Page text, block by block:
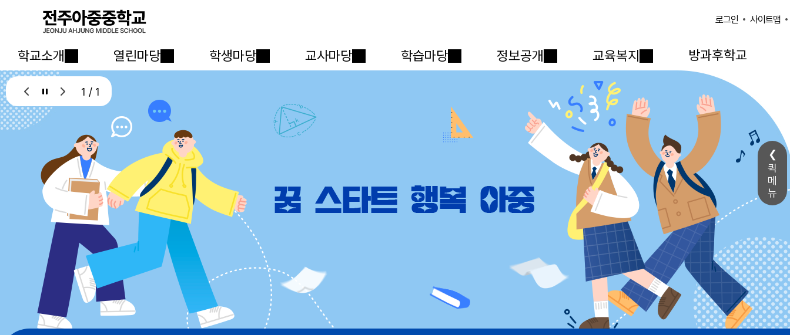
퀵
메
뉴
로그인 사이트맵
학교소개 열린마당 학생마당 교사마당 학습마당 정보공개 교육복지 방과후학교
1 / 1